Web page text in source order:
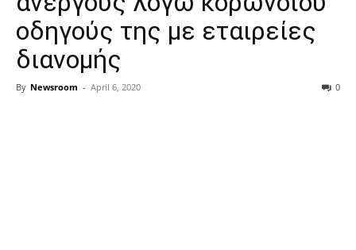
οδηγούς της με εταιρείες
διανομής
By Newsroom - April 6, 2020 0